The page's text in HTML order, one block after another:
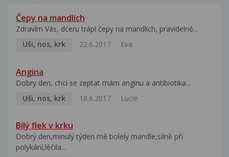
Čepy na mandlích
Zdravím Vás, dceru trápí čepy na mandlích, pravidelně...
Uši, nos, krk
22.6.2017 Eva
Angina
Dobry den, chci se zeptat mám anginu a antibiotika...
Uši, nos, krk
18.6.2017 Lucie
Bílý flek v krku
Dobrý den,minulý týden mě bolely mandle,silně při
polykání,léčila...